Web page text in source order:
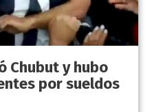
Chubut y hubo
por sueldos